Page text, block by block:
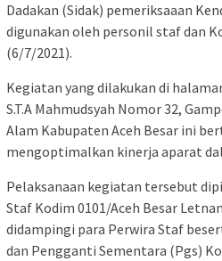
Dadakan (Sidak) pemeriksaaan
digunakan oleh personil staf dan
(6/7/2021).
Kegiatan yang dilakukan di
S.T.A Mahmudsyah Nomor 32,
Alam Kabupaten Aceh Besar ini
mengoptimalkan kinerja aparat
Pelaksanaan kegiatan tersebut
Staf Kodim 0101/Aceh Besar
didampingi para Perwira Staf
dan Pengganti Sementara (Pgs)